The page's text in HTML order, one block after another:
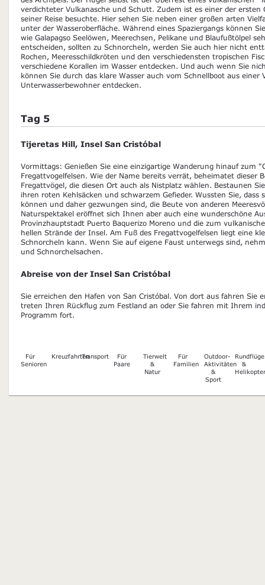
verdichteter Vulkanasche und Schutt. Zudem ist es einer der ersten
seiner Reise besuchte. Hier sehen Sie neben einer großen arten
unter der Wasseroberfläche. Während eines Spaziergangs können
wie Galapagso Seelöwen, Meerechsen, Pelikane und Blaufußtölpel
entscheiden, sollten zu Schnorcheln, werden Sie auch hier nicht
Rochen, Meeresschildkröten und den verschiedensten tropischen
verschiedene Korallen im Wasser entdecken. Und auch wenn Sie
können Sie durch das klare Wasser auch vom Schnellboot aus einer
Unterwasserbewohner entdecken.
Tag 5
Tijeretas Hill, Insel San Cristóbal
Vormittags: Genießen Sie eine einzigartige Wanderung hinauf zum
Fregattvogelfelsen. Wie der Name bereits verrät, beheimatet dieser
Fregattvögel, die diesen Ort auch als Nistplatz wählen. Bestaunen
ihren roten Kehlsäcken und schwarzem Gefieder. Wussten Sie, dass
können und daher gezwungen sind, die Beute von anderen
Naturspektakel eröffnet sich Ihnen aber auch eine wunderschöne
Provinzhauptstadt Puerto Baquerizo Moreno und die zum
hellen Strände der Insel. Am Fuß des Fregattvogelfelsen liegt eine
Schnorcheln kann. Wenn Sie auf eigene Faust unterwegs sind,
und Schnorchelsachen.
Abreise von der Insel San Cristóbal
Sie erreichen den Hafen von San Cristóbal. Von dort aus fahren Sie
treten Ihren Rückflug zum Festland an oder Sie fahren mit Ihrem
Programm fort.
Für
Senioren
KreuzfahrtenTransport
Für
Paare
Tierwelt
&
Natur
Für
Familien
Outdoor-
Aktivitäten
&
Sport
Rundflüge
&
Helikopter